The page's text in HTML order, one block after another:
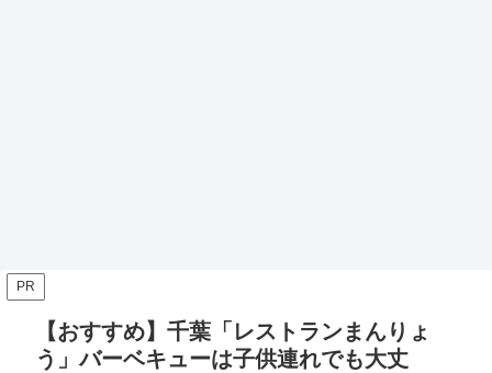
PR
【おすすめ】千葉「レストランまんりょ
う」バーベキューは子供連れでも大丈